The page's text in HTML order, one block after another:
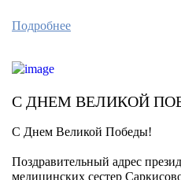
Подробнее
С ДНЕМ ВЕЛИКОЙ
С Днем Великой Победы!
Поздравительный адрес
медицинских сестер